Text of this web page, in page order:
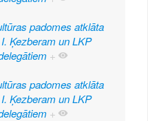
padomes atklāta
Ķezberam un LKP
+
padomes atklāta
Ķezberam un LKP
+